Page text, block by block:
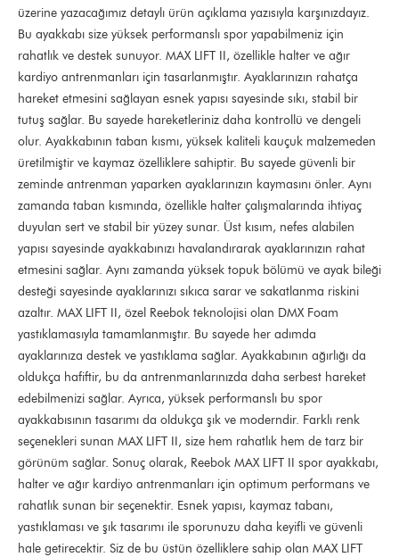
üzerine yazacağımız detaylı ürün açıklama yazısıyla karşınızdayız.
Bu ayakkabı size yüksek performanslı spor yapabilmeniz için
rahatlık ve destek sunuyor. MAX LIFT II, özellikle halter ve ağır
kardiyo antrenmanları için tasarlanmıştır. Ayaklarınızın rahatça
hareket etmesini sağlayan esnek yapısı sayesinde sıkı, stabil bir
tutuş sağlar. Bu sayede hareketleriniz daha kontrollü ve dengeli
olur. Ayakkabının taban kısmı, yüksek kaliteli kauçuk malzemeden
üretilmiştir ve kaymaz özelliklere sahiptir. Bu sayede güvenli bir
zeminde antrenman yaparken ayaklarınızın kaymasını önler. Aynı
zamanda taban kısmında, özellikle halter çalışmalarında ihtiyaç
duyulan sert ve stabil bir yüzey sunar. Üst kısım, nefes alabilen
yapısı sayesinde ayakkabınızı havalandırarak ayaklarınızın rahat
etmesini sağlar. Aynı zamanda yüksek topuk bölümü ve ayak bileği
desteği sayesinde ayaklarınızı sıkıca sarar ve sakatlanma riskini
azaltır. MAX LIFT II, özel Reebok teknolojisi olan DMX Foam
yastıklamasıyla tamamlanmıştır. Bu sayede her adımda
ayaklarınıza destek ve yastıklama sağlar. Ayakkabının ağırlığı da
oldukça hafiftir, bu da antrenmanlarınızda daha serbest hareket
edebilmenizi sağlar. Ayrıca, yüksek performanslı bu spor
ayakkabısının tasarımı da oldukça şık ve moderndir. Farklı renk
seçenekleri sunan MAX LIFT II, size hem rahatlık hem de tarz bir
görünüm sağlar. Sonuç olarak, Reebok MAX LIFT II spor ayakkabı,
halter ve ağır kardiyo antrenmanları için optimum performans ve
rahatlık sunan bir seçenektir. Esnek yapısı, kaymaz tabanı,
yastıklaması ve şık tasarımı ile sporunuzu daha keyifli ve güvenli
hale getirecektir. Siz de bu üstün özelliklere sahip olan MAX LIFT